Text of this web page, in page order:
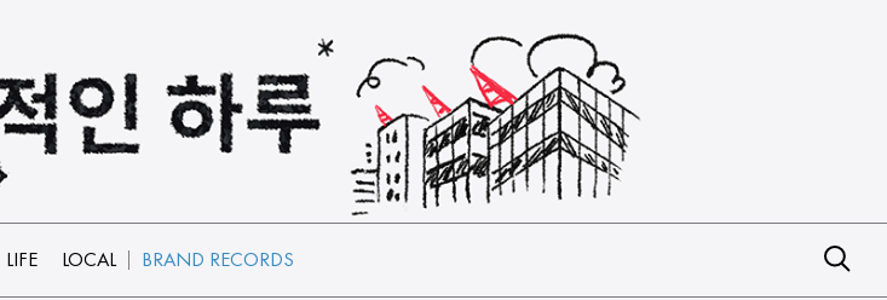
LIFE LOCAL BRAND RECORDS